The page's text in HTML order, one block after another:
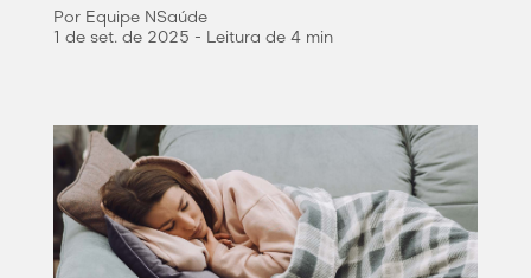
Por Equipe NSaúde
1 de set. de 2025 - Leitura de 4 min